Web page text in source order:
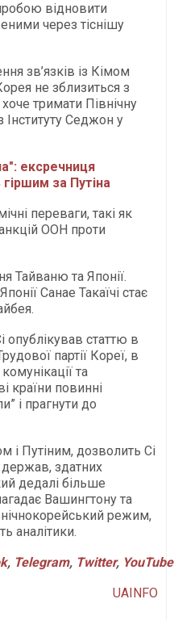
відновити
через тіснішу
зв’язків із Кімом
не зблизиться з
тримати Північну
Інституту Седжон у
ексречниця
за Путіна
переваги, такі як
ООН проти
Тайваню та Японії.
Санае Такаїчі стає
опублікував статтю в
партії Кореї, в
та
країни повинні
і прагнути до
і Путіним, дозволить Сі
держав, здатних
дедалі більше
Вашингтону та
режим,
аналітики.
, Telegram, Twitter, YouTube
UAINFO